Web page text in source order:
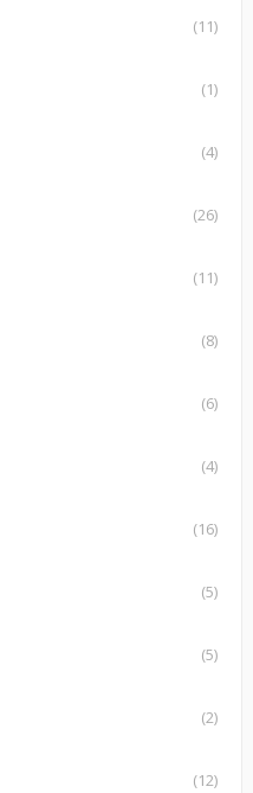
(11)
(1)
(4)
(26)
(11)
(8)
(6)
(4)
(16)
(5)
(5)
(2)
(12)